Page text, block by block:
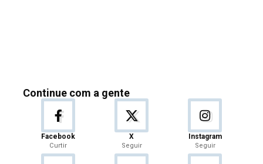
Continue com a gente
Facebook
Curtir
X
Seguir
Instagram
Seguir